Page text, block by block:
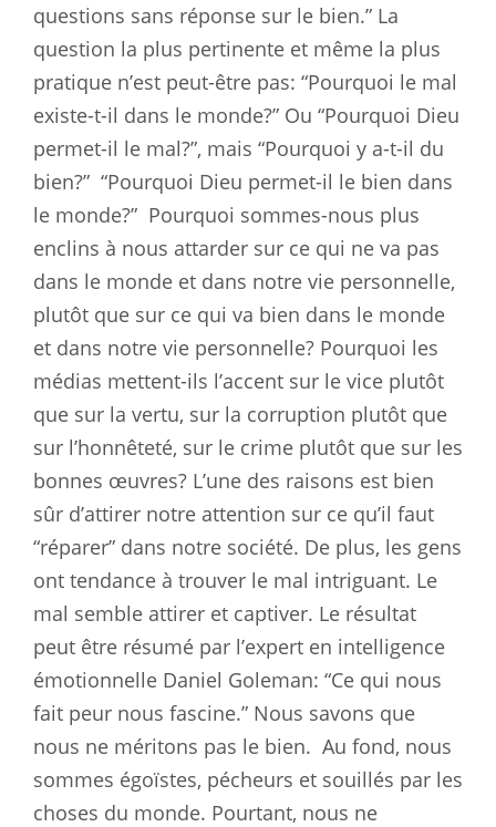
questions sans réponse sur le bien.” La
question la plus pertinente et même la plus
pratique n’est peut-être pas: “Pourquoi le mal
existe-t-il dans le monde?” Ou “Pourquoi Dieu
permet-il le mal?”, mais “Pourquoi y a-t-il du
bien?” “Pourquoi Dieu permet-il le bien dans
le monde?” Pourquoi sommes-nous plus
enclins à nous attarder sur ce qui ne va pas
dans le monde et dans notre vie personnelle,
plutôt que sur ce qui va bien dans le monde
et dans notre vie personnelle? Pourquoi les
médias mettent-ils l’accent sur le vice plutôt
que sur la vertu, sur la corruption plutôt que
sur l’honnêteté, sur le crime plutôt que sur les
bonnes œuvres? L’une des raisons est bien
sûr d’attirer notre attention sur ce qu’il faut
“réparer” dans notre société. De plus, les gens
ont tendance à trouver le mal intriguant. Le
mal semble attirer et captiver. Le résultat
peut être résumé par l’expert en intelligence
émotionnelle Daniel Goleman: “Ce qui nous
fait peur nous fascine.” Nous savons que
nous ne méritons pas le bien. Au fond, nous
sommes égoïstes, pécheurs et souillés par les
choses du monde. Pourtant, nous ne